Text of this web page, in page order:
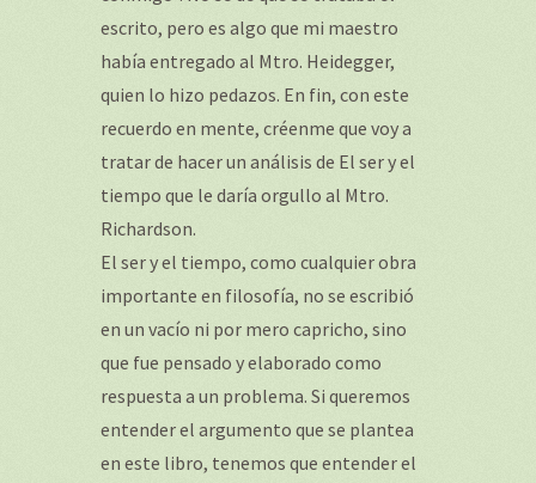
escrito, pero es algo que mi maestro
había entregado al Mtro. Heidegger,
quien lo hizo pedazos. En fin, con este
recuerdo en mente, créenme que voy a
tratar de hacer un análisis de El ser y el
tiempo que le daría orgullo al Mtro.
Richardson.
El ser y el tiempo, como cualquier obra
importante en filosofía, no se escribió
en un vacío ni por mero capricho, sino
que fue pensado y elaborado como
respuesta a un problema. Si queremos
entender el argumento que se plantea
en este libro, tenemos que entender el